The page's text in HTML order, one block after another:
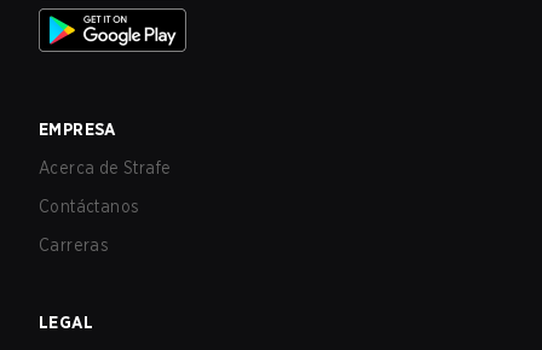
EMPRESA
Acerca de Strafe
Contáctanos
Carreras
LEGAL